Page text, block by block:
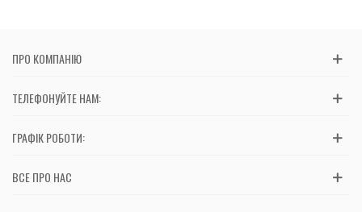
ПРО КОМПАНІЮ
ТЕЛЕФОНУЙТЕ НАМ:
ГРАФІК РОБОТИ:
ВСЕ ПРО НАС